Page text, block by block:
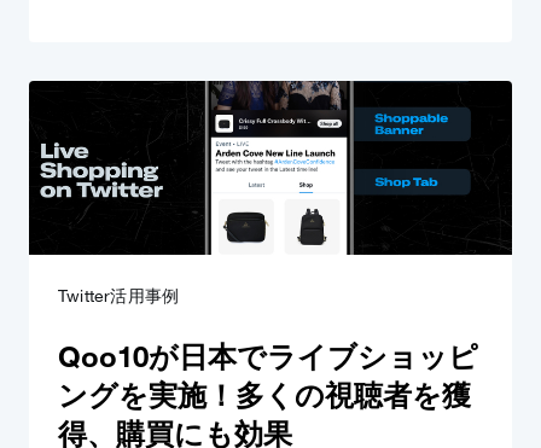
Twitter活用事例
Qoo10が日本でライブショッピ
ングを実施！多くの視聴者を獲
得、購買にも効果